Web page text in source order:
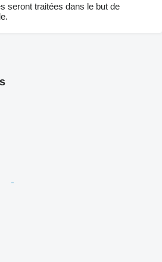
seront traitées dans le but de